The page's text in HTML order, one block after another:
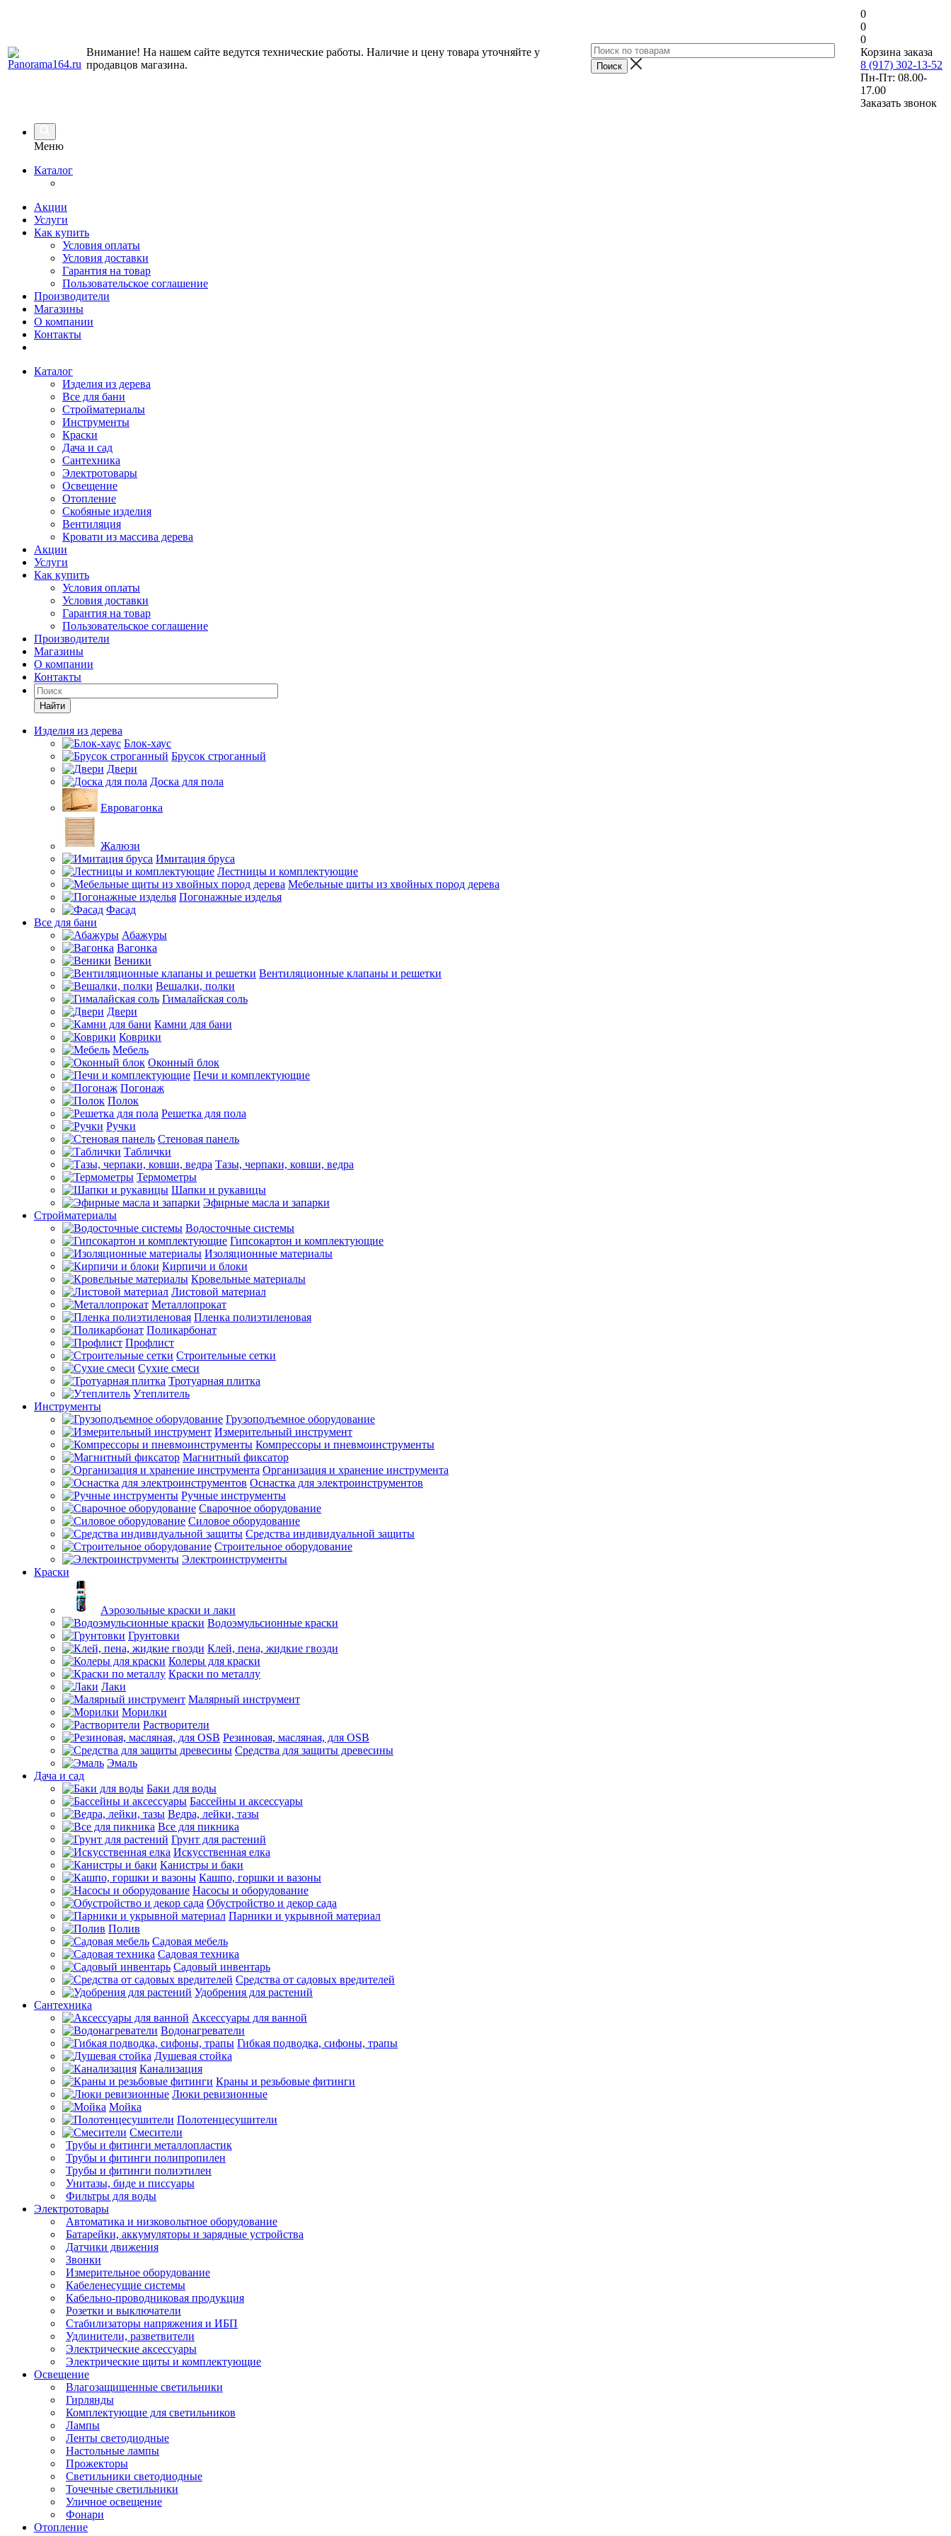
Внимание! На нашем сайте ведутся технические работы. Наличие и цену товара уточняйте у
продавцов магазина.
0
0
0
Корзина заказа
8 (917) 302-13-52
Пн-Пт: 08.00-
17.00
Заказать звонок
Меню
Каталог
Акции
Услуги
Как купить
Условия оплаты
Условия доставки
Гарантия на товар
Пользовательское соглашение
Производители
Магазины
О компании
Контакты
Каталог
Изделия из дерева
Все для бани
Стройматериалы
Инструменты
Краски
Дача и сад
Сантехника
Электротовары
Освещение
Отопление
Скобяные изделия
Вентиляция
Кровати из массива дерева
Акции
Услуги
Как купить
Условия оплаты
Условия доставки
Гарантия на товар
Пользовательское соглашение
Производители
Магазины
О компании
Контакты
Найти
Изделия из дерева
Блок-хаус
Брусок строганный
Двери
Доска для пола
Евровагонка
Жалюзи
Имитация бруса
Лестницы и комплектующие
Мебельные щиты из хвойных пород дерева
Погонажные изделья
Фасад
Все для бани
Абажуры
Вагонка
Веники
Вентиляционные клапаны и решетки
Вешалки, полки
Гималайская соль
Двери
Камни для бани
Коврики
Мебель
Оконный блок
Печи и комплектующие
Погонаж
Полок
Решетка для пола
Ручки
Стеновая панель
Таблички
Тазы, черпаки, ковши, ведра
Термометры
Шапки и рукавицы
Эфирные масла и запарки
Стройматериалы
Водосточные системы
Гипсокартон и комплектующие
Изоляционные материалы
Кирпичи и блоки
Кровельные материалы
Листовой материал
Металлопрокат
Пленка полиэтиленовая
Поликарбонат
Профлист
Строительные сетки
Сухие смеси
Тротуарная плитка
Утеплитель
Инструменты
Грузоподъемное оборудование
Измерительный инструмент
Компрессоры и пневмоинструменты
Магнитный фиксатор
Организация и хранение инструмента
Оснастка для электроинструментов
Ручные инструменты
Сварочное оборудование
Силовое оборудование
Средства индивидуальной защиты
Строительное оборудование
Электроинструменты
Краски
Аэрозольные краски и лаки
Водоэмульсионные краски
Грунтовки
Клей, пена, жидкие гвозди
Колеры для краски
Краски по металлу
Лаки
Малярный инструмент
Морилки
Растворители
Резиновая, масляная, для OSB
Средства для защиты древесины
Эмаль
Дача и сад
Баки для воды
Бассейны и аксессуары
Ведра, лейки, тазы
Все для пикника
Грунт для растений
Искусственная елка
Канистры и баки
Кашпо, горшки и вазоны
Насосы и оборудование
Обустройство и декор сада
Парники и укрывной материал
Полив
Садовая мебель
Садовая техника
Садовый инвентарь
Средства от садовых вредителей
Удобрения для растений
Сантехника
Аксессуары для ванной
Водонагреватели
Гибкая подводка, сифоны, трапы
Душевая стойка
Канализация
Краны и резьбовые фитинги
Люки ревизионные
Мойка
Полотенцесушители
Смесители
Трубы и фитинги металлопластик
Фильтры для воды
Электротовары
Автоматика и низковольтное оборудование
Батарейки, аккумуляторы и зарядные устройства
Датчики движения
Звонки
Измерительное оборудование
Кабеленесущие системы
Кабельно-проводниковая продукция
Розетки и выключатели
Стабилизаторы напряжения и ИБП
Удлинители, разветвители
Электрические аксессуары
Электрические щиты и комплектующие
Освещение
Влагозащищенные светильники
Гирлянды
Комплектующие для светильников
Лампы
Ленты светодиодные
Настольные лампы
Прожекторы
Светильники светодиодные
Точечные светильники
Уличное освещение